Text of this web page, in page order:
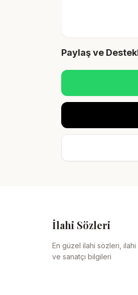
Paylaş ve
İlahi Sözleri
En güzel ilahi sözleri, ilahi
ve sanatçı bilgileri